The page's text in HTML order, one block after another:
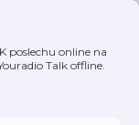
poslechu online na
Talk offline.